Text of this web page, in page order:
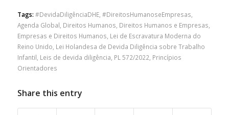
Tags: #DevidaDiligênciaDHE, #DireitosHumanoseEmpresas,
Agenda Global, Direitos Humanos, Direitos Humanos e Empresas,
Empresas e Direitos Humanos, Lei de Escravatura Moderna do
Reino Unido, Lei Holandesa de Devida Diligência sobre Trabalho
Infantil, Leis de devida diligência, PL 572/2022, Princípios
Orientadores
Share this entry